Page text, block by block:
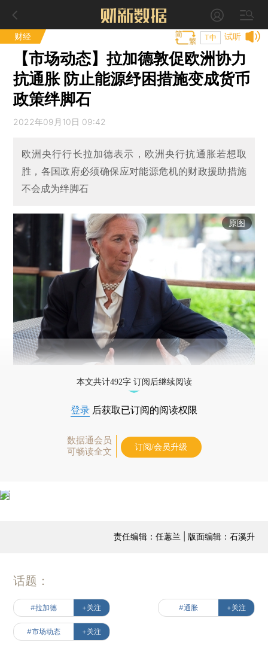
财经 试听
T中
【市场动态】拉加德敦促欧洲协力
抗通胀 防止能源纾困措施变成货币
政策绊脚石
2022年09月10日 09:42
欧洲央行行长拉加德表示，欧洲央行抗通胀若想取
胜，各国政府必须确保应对能源危机的财政援助措施
不会成为绊脚石
原图
本文共计492字 订阅后继续阅读
登录 后获取已订阅的阅读权限
数据通会员
可畅读全文
订阅/会员升级
责任编辑：任蕙兰 | 版面编辑：石溪升
话题：
#拉加德 +关注 #通胀 +关注
#市场动态 +关注